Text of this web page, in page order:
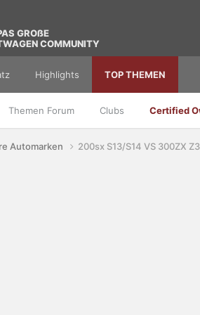
GROßE
COMMUNITY
Themen Forum Clubs Certified
Highlights TOP THEMEN
Automarken 200sx S13/S14 VS 300ZX